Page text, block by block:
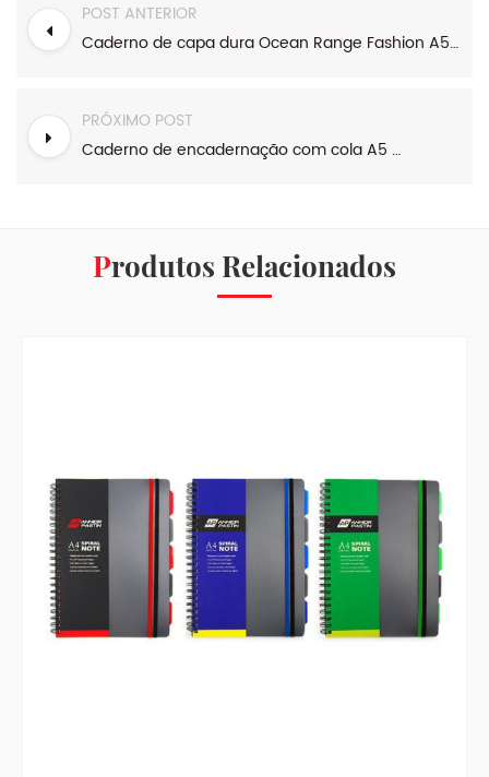
POST ANTERIOR
Caderno de capa dura Ocean Range Fashion A5 Wire-o com encadernação
PRÓXIMO POST
Caderno de encadernação com cola A5 em forma de estojo de caneta
Produtos Relacionados